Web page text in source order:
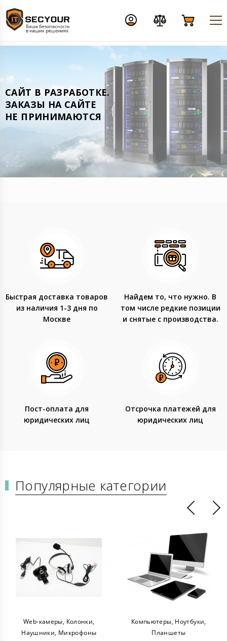
CАЙТ В РАЗРАБОТКЕ.
ЗАКАЗЫ НА САЙТЕ
НЕ ПРИНИМАЮТСЯ
Быстрая доставка товаров
из наличия 1-3 дня по
Москве
Найдем то, что нужно. В
том числе редкие позиции
и снятые с производства.
Пост-оплата для
юридических лиц
Отсрочка платежей для
юридических лиц
Популярные категории
Web-камеры, Колонки,
Наушники, Микрофоны
Компьютеры, Ноутбуки,
Планшеты